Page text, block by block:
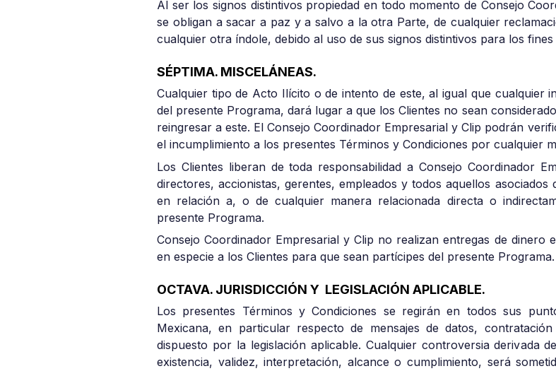
Al ser los signos distintivos propiedad en todo momento de Consejo
se obligan a sacar a paz y a salvo a la otra Parte, de cualquier
cualquier otra índole, debido al uso de sus signos distintivos para los
SÉPTIMA. MISCELÁNEAS.
Cualquier tipo de Acto Ilícito o de intento de este, al igual que cualquier
del presente Programa, dará lugar a que los Clientes no sean
reingresar a este. El Consejo Coordinador Empresarial y Clip podrán
el incumplimiento a los presentes Términos y Condiciones por cualquier
Los Clientes liberan de toda responsabilidad a Consejo Coordinador
directores, accionistas, gerentes, empleados y todos aquellos
en relación a, o de cualquier manera relacionada directa o
presente Programa.
Consejo Coordinador Empresarial y Clip no realizan entregas de
en especie a los Clientes para que sean partícipes del presente Programa.
OCTAVA. JURISDICCIÓN Y LEGISLACIÓN APLICABLE.
Los presentes Términos y Condiciones se regirán en todos sus
Mexicana, en particular respecto de mensajes de datos,
dispuesto por la legislación aplicable. Cualquier controversia derivada
existencia, validez, interpretación, alcance o cumplimiento, será